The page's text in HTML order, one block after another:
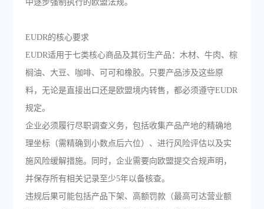
中逐步强制执行的欧盟法规。
EUDR的核心要求
EUDR适用于七类核心商品及其衍生产品：木材、牛肉、棕
榈油、大豆、咖啡、可可和橡胶。只要产品涉及这些原
料，无论是直接出口还是欧盟境内转售，都必须遵守EUDR
规定。
企业必须履行尽职调查义务，包括收集产品产地的精确地
理坐标（需精确到小数点后六位）、进行风险评估以及实
施风险缓解措施。同时，企业需要向欧盟提交合规声明，
并保存所有相关记录至少5年以备核查。
违规后果可能包括产品下架、高额罚款（最高可达营业额